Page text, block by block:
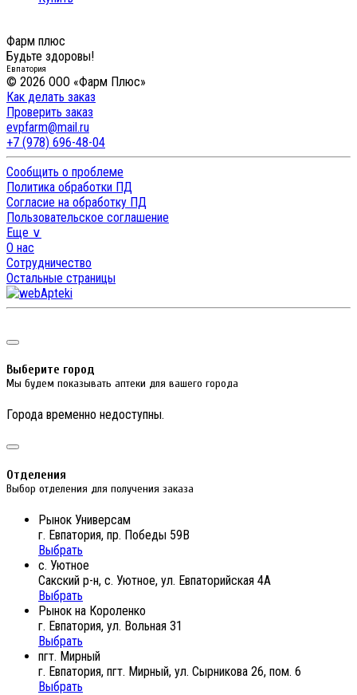
Фарм плюс
Будьте здоровы!
Евпатория
© 2026 ООО «Фарм Плюс»
Как делать заказ
Проверить заказ
evpfarm@mail.ru
+7 (978) 696-48-04
Сообщить о проблеме
Политика обработки ПД
Согласие на обработку ПД
Пользовательское соглашение
Еще ∨
О нас
Сотрудничество
Остальные страницы
Выберите город
Мы будем показывать аптеки для вашего города
Города временно недоступны.
Отделения
Выбор отделения для получения заказа
Рынок Универсам
г. Евпатория, пр. Победы 59В
Выбрать
с. Уютное
Сакский р-н, с. Уютное, ул. Евпаторийская 4А
Выбрать
Рынок на Короленко
г. Евпатория, ул. Вольная 31
Выбрать
пгт. Мирный
г. Евпатория, пгт. Мирный, ул. Сырникова 26, пом. 6
Выбрать